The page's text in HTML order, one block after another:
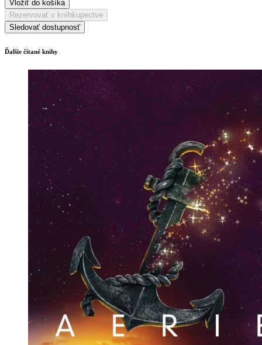
Vložiť do košíka
Rezervovať v kníhkupectve
Sledovať dostupnosť
Ďalšie čítané knihy